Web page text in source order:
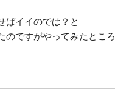
ばイイのでは？と
のですがやってみたところ